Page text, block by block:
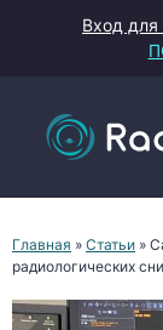
Вход для
Главная » Статьи »
радиологических